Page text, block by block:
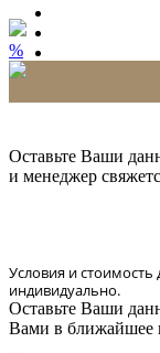
%
Оставьте Ваши
и менеджер
Условия и
индивидуально.
Оставьте Ваши
Вами в ближайшее